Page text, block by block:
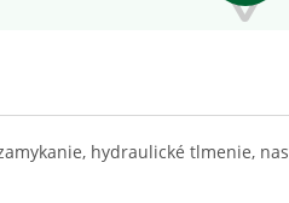
hydraulické tlmenie,